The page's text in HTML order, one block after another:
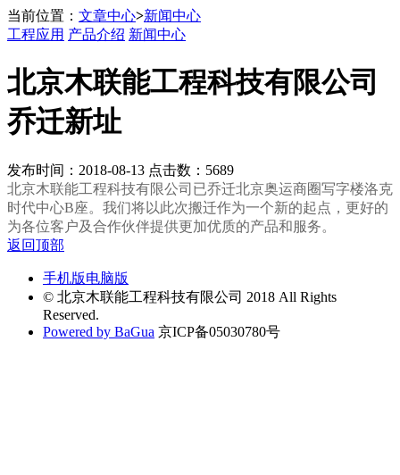
当前位置： 文章中心>新闻中心
工程应用 产品介绍 新闻中心
北京木联能工程科技有限公司
乔迁新址
发布时间：2018-08-13 点击数：5689
北京木联能工程科技有限公司已乔迁北京奥运商圈写字楼洛克
时代中心B座。我们将以此次搬迁作为一个新的起点，更好的
为各位客户及合作伙伴提供更加优质的产品和服务。
返回顶部
手机版电脑版
© 北京木联能工程科技有限公司 2018 All Rights
Reserved.
Powered by BaGua 京ICP备05030780号